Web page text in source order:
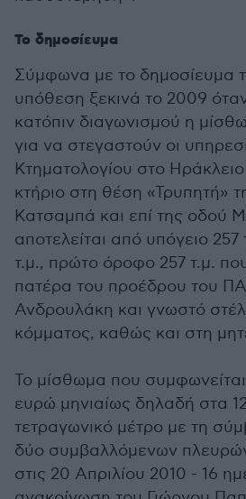
Το δημοσίευμα
Σύμφωνα με το δημοσίευμα
υπόθεση ξεκινά το 2009
κατόπιν διαγωνισμού η
για να στεγαστούν οι
Κτηματολογίου στο
κτήριο στη θέση «Τρυπητή»
Κατσαμπά και επί της οδού
αποτελείται από υπόγειο 257
τ.μ., πρώτο όροφο 257 τ.μ.
πατέρα του προέδρου του
Ανδρουλάκη και γνωστό
κόμματος, καθώς και στη
Το μίσθωμα που συμφωνείται
ευρώ μηνιαίως δηλαδή στα
τετραγωνικό μέτρο με τη
δύο συμβαλλόμενων
στις 20 Απριλίου 2010 - 16